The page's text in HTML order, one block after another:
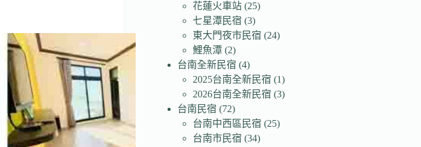
花蓮火車站 (25)
七星潭民宿 (3)
東大門夜市民宿 (24)
鯉魚潭 (2)
台南全新民宿 (4)
2025台南全新民宿 (1)
2026台南全新民宿 (3)
台南民宿 (72)
台南中西區民宿 (25)
台南市民宿 (34)